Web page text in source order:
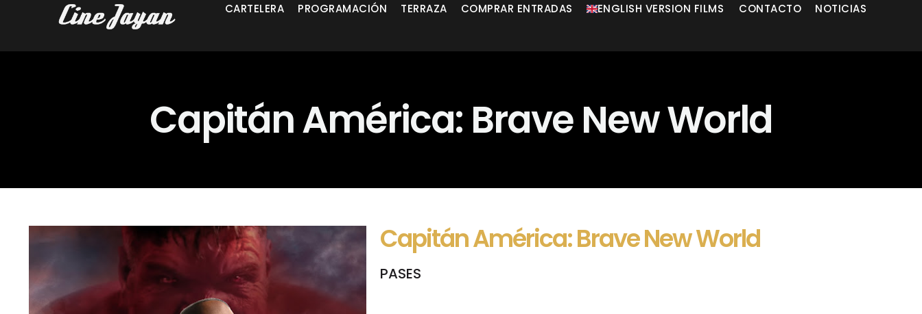
CARTELERA PROGRAMACIÓN TERRAZA COMPRAR ENTRADAS ENGLISH VERSION FILMS CONTACTO NOTICIAS
Capitán América: Brave New World
Capitán América: Brave New World
PASES